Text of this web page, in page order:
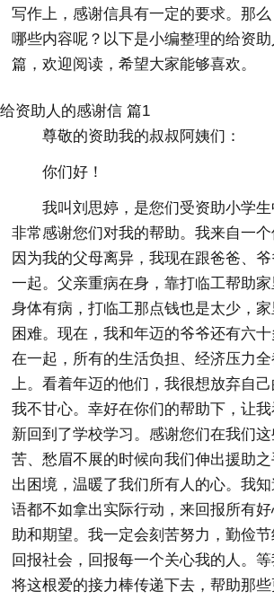
写作上，感谢信具有一定的要求。那
哪些内容呢？以下是小编整理的给资
篇，欢迎阅读，希望大家能够喜欢。
给资助人的感谢信 篇1
尊敬的资助我的叔叔阿姨们：
你们好！
我叫刘思婷，是您们受资助小学
非常感谢您们对我的帮助。我来自一个
因为我的父母离异，我现在跟爸爸、
一起。父亲重病在身，靠打临工帮助
身体有病，打临工那点钱也是太少，
困难。现在，我和年迈的爷爷还有六
在一起，所有的生活负担、经济压力
上。看着年迈的他们，我很想放弃自
我不甘心。幸好在你们的帮助下，让
新回到了学校学习。感谢您们在我们
苦、愁眉不展的时候向我们伸出援助
出困境，温暖了我们所有人的心。我
语都不如拿出实际行动，来回报所有
助和期望。我一定会刻苦努力，勤俭
回报社会，回报每一个关心我的人。
将这根爱的接力棒传递下去，帮助那